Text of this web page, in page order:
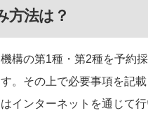
方法は？
構の第1種・第2種を予約
。その上で必要事項を記
インターネットを通じて